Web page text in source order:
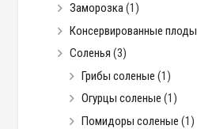
Заморозка(1)
Консервированные плоды
Соленья (3)
Грибы соленые (1)
Огурцы соленые (1)
Помидоры соленые (1)